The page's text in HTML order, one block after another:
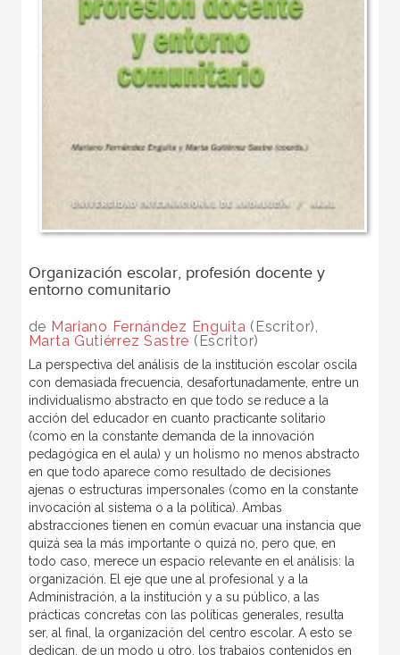
Organización escolar, profesión docente y
entorno comunitario
de Mariano Fernández Enguita (Escritor),
Marta Gutiérrez Sastre (Escritor)
La perspectiva del análisis de la institución escolar oscila
con demasiada frecuencia, desafortunadamente, entre un
individualismo abstracto en que todo se reduce a la
acción del educador en cuanto practicante solitario
(como en la constante demanda de la innovación
pedagógica en el aula) y un holismo no menos abstracto
en que todo aparece como resultado de decisiones
ajenas o estructuras impersonales (como en la constante
invocación al sistema o a la política). Ambas
abstracciones tienen en común evacuar una instancia que
quizá sea la más importante o quizá no, pero que, en
todo caso, merece un espacio relevante en el análisis: la
organización. El eje que une al profesional y a la
Administración, a la institución y a su público, a las
prácticas concretas con las políticas generales, resulta
ser, al final, la organización del centro escolar. A esto se
dedican, de un modo u otro, los trabajos contenidos en